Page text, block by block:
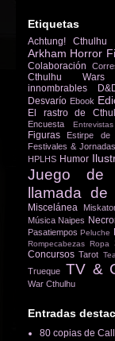
Etiquetas
Achtung! Cthulhu
Arkham Horror
Colaboración
Cthulhu Wars
innombrables
Desvarío Ebook
El rastro de
Encuesta
Figuras
Estirpe de
Festivales & Jornadas
HPLHS Humor
Juego de
llamada de
Miscelánea
Música Naipes
Pasatiempos Peluche
Rompecabezas Ropa
Concursos Tarot
Trueque TV &
War Cthulhu
Entradas
80 copias de